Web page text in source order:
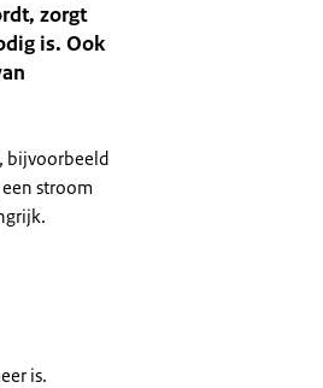
zorgt
is. Ook
bijvoorbeeld
stroom
is.